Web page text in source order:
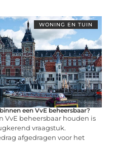
WONING EN TUIN
een VvE beheersbaar?
VvE beheersbaar houden is
vraagstuk.
afgedragen voor het